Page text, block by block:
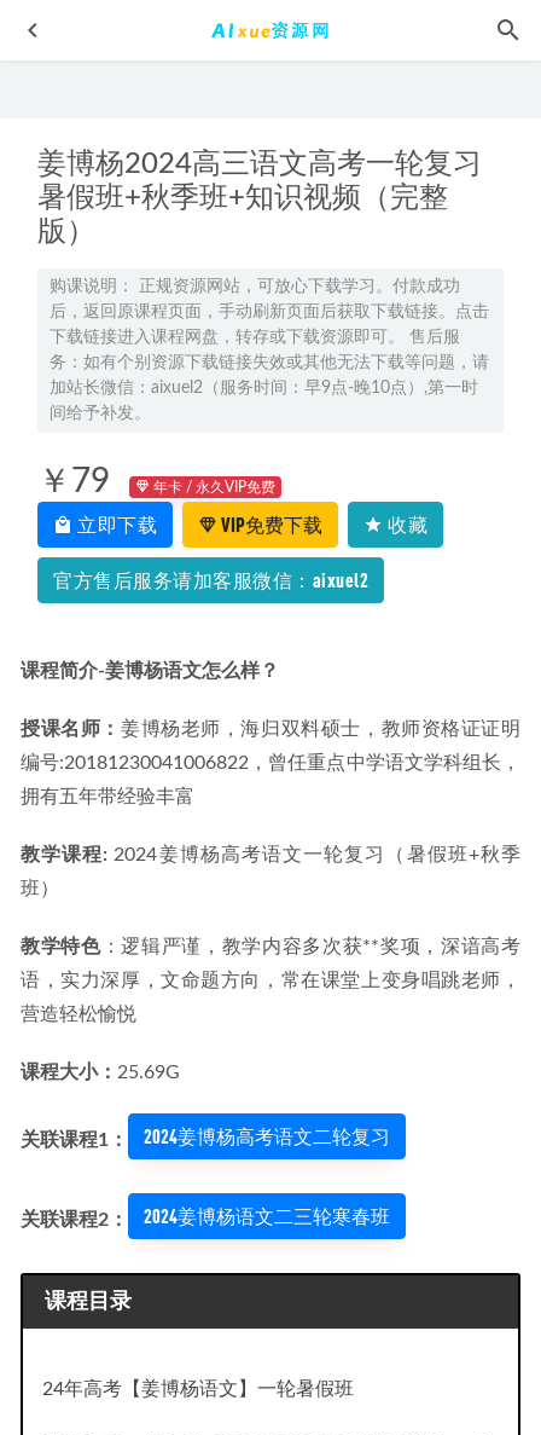
姜博杨2024高三语文高考一轮复习
暑假班+秋季班+知识视频（完整
版）
购课说明： 正规资源网站，可放心下载学习。付款成功
后，返回原课程页面，手动刷新页面后获取下载链接。点击
下载链接进入课程网盘，转存或下载资源即可。 售后服
务：如有个别资源下载链接失效或其他无法下载等问题，请
加站长微信：aixuel2（服务时间：早9点-晚10点）,第一时
间给予补发。
￥79 年卡 / 永久VIP免费
立即下载 VIP免费下载 收藏
官方售后服务请加客服微信：aixuel2
课程简介-姜博杨语文怎么样？
授课名师： 姜博杨老师，海归双料硕士，教师资格证证明
编号:20181230041006822，曾任重点中学语文学科组长，
拥有五年带经验丰富
教学课程: 2024姜博杨高考语文一轮复习（暑假班+秋季
班）
教学特色：逻辑严谨，教学内容多次获**奖项，深谙高考
语，实力深厚，文命题方向，常在课堂上变身唱跳老师，
营造轻松愉悦
课程大小： 25.69G
关联课程1： 2024姜博杨高考语文二轮复习
关联课程2： 2024姜博杨语文二三轮寒春班
课程目录
24年高考【姜博杨语文】一轮暑假班
2024彭娟娟高二物理s秋季班视频教程+课堂笔记 2023-08-30
2023高考押题卷电子版王后雄广东专版全科 2023-05-04
2026年成功高一化学下学期寒假班网课教程 2026-03-07
2024 高中必刷题英语人教版必修1、2/必修上 2023-08-13
2026-03-12